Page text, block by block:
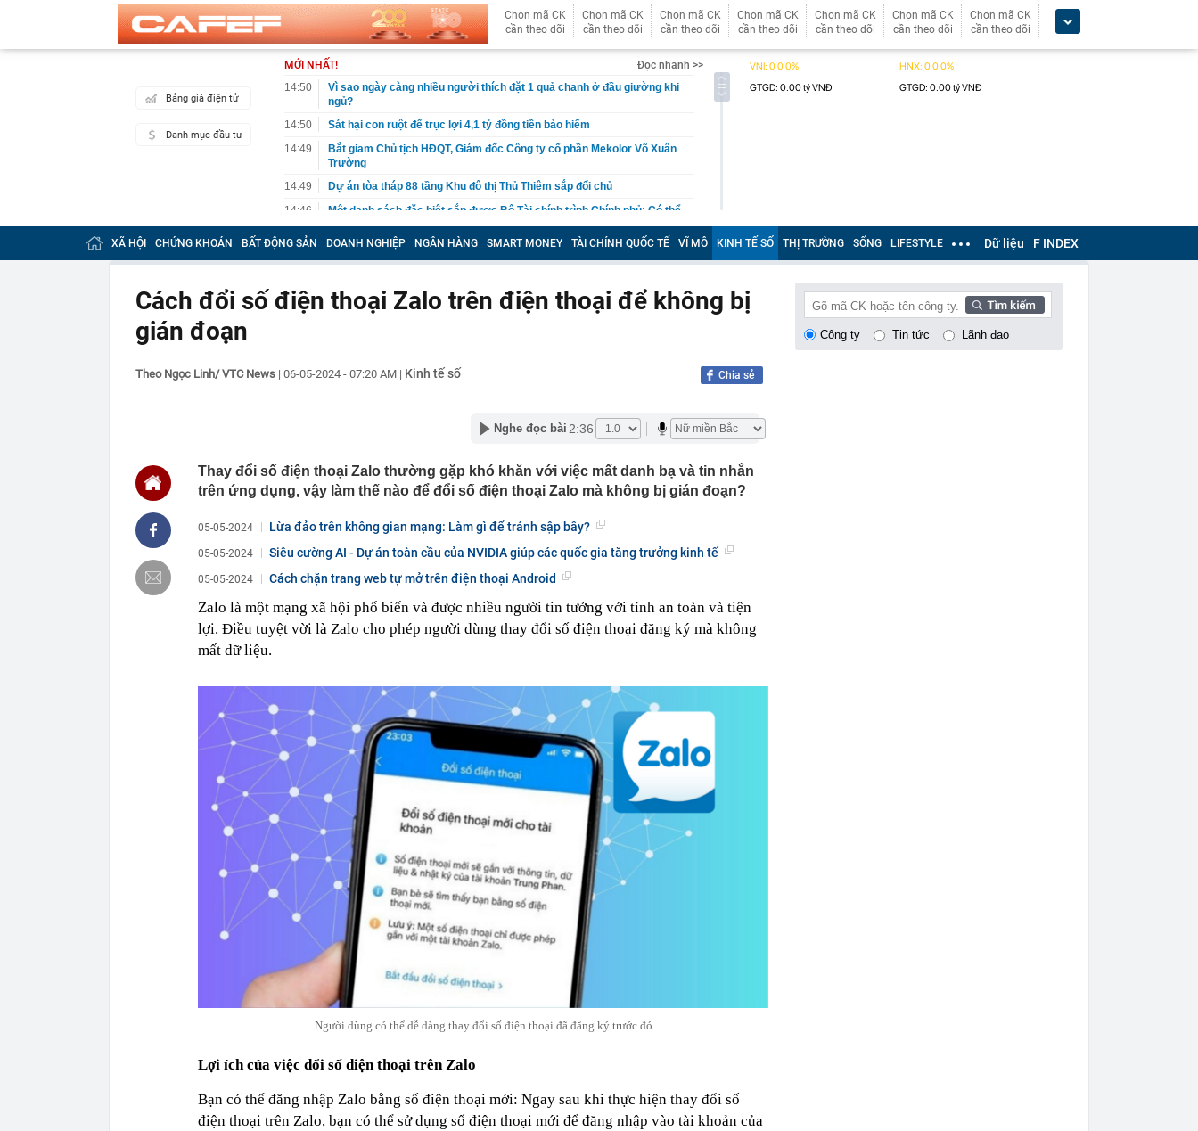
Chọn mã CK
cần theo dõi
Chọn mã CK
cần theo dõi
Chọn mã CK
cần theo dõi
Chọn mã CK
cần theo dõi
Chọn mã CK
cần theo dõi
Chọn mã CK
cần theo dõi
Chọn mã CK
cần theo dõi
Bảng giá điện tử
Danh mục đầu tư
MỚI NHẤT!
Đọc nhanh >>
14:50
Vì sao ngày càng nhiều người thích đặt 1 quả chanh ở đầu giường khi
ngủ?
14:50
Sát hại con ruột để trục lợi 4,1 tỷ đồng tiền bảo hiểm
14:49
Bắt giam Chủ tịch HĐQT, Giám đốc Công ty cổ phần Mekolor Võ Xuân
Trường
14:49
Dự án tòa tháp 88 tầng Khu đô thị Thủ Thiêm sắp đổi chủ
14:46
Một danh sách đặc biệt sắp được Bộ Tài chính trình Chính phủ: Có thể
định hình lại khối doanh nghiệp nhà nước
14:43
Tất cả người có tên trong danh sách sau nằm trong diện tạm hoãn
xuất cảnh của Cơ quan Thuế
đào trúng khi đang cắt cỏ
MXH, nhân viên lập tức báo công an
14:38
Hơn 2.000 du khách bóc trần công việc ít được cảm ơn nhất khi đi du
14:35
AI đang biến mọi thứ thành hàng hóa, chỉ còn một tài sản ngày càng
đắt giá: Não bộ biết tập trung
14:33
Bộ 'thúc' địa phương báo cáo tiến độ xây dựng cơ sở dữ liệu đất đai
trước 8/8
14:33
Lưu ý quan trọng khi đăng nhập VneID
đẩy lên cao... người dân, doanh nghiệp là những đối tượng chịu tác
động lớn nhất
sắt cao tốc
14:25
Coteccons chính thức triển khai Workday cho hơn 4.000 nhân sự trên
toàn hệ thống
14:25
Bữa cơm nhà miền Tây mẹ nấu cho Khoai Lang Thang
XÃ HỘI CHỨNG KHOÁN BẤT ĐỘNG SẢN DOANH NGHIỆP NGÂN HÀNG SMART MONEY TÀI CHÍNH QUỐC TẾ VĨ MÔ KINH TẾ SỐ THỊ TRƯỜNG SỐNG LIFESTYLE Dữ liệu F INDEX
Cách đổi số điện thoại Zalo trên điện thoại để không bị
gián đoạn
Theo Ngọc Linh/ VTC News | 06-05-2024 - 07:20 AM | Kinh tế số Chia sẻ
Nghe đọc bài 2:36
Thay đổi số điện thoại Zalo thường gặp khó khăn với việc mất danh bạ và tin nhắn
trên ứng dụng, vậy làm thế nào để đổi số điện thoại Zalo mà không bị gián đoạn?
05-05-2024 Lừa đảo trên không gian mạng: Làm gì để tránh sập bẫy?
05-05-2024 Siêu cường AI - Dự án toàn cầu của NVIDIA giúp các quốc gia tăng trưởng kinh tế
05-05-2024 Cách chặn trang web tự mở trên điện thoại Android
Zalo là một mạng xã hội phổ biến và được nhiều người tin tưởng với tính an toàn và tiện
lợi. Điều tuyệt vời là Zalo cho phép người dùng thay đổi số điện thoại đăng ký mà không
mất dữ liệu.
Người dùng có thể dễ dàng thay đổi số điện thoại đã đăng ký trước đó
Lợi ích của việc đổi số điện thoại trên Zalo
Bạn có thể đăng nhập Zalo bằng số điện thoại mới: Ngay sau khi thực hiện thay đổi số
điện thoại trên Zalo, bạn có thể sử dụng số điện thoại mới để đăng nhập vào tài khoản của
Công ty Tin tức Lãnh đạo